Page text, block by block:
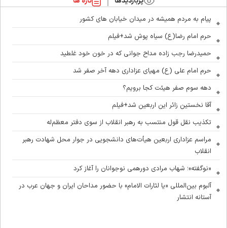
پیام به مردم همیشه در میدان خیابان های کشور
حرم امام رضا(ع) سیاه پوش شد+فیلم
حمیدرضا رجب زاده مداح جوانی که در خون خود غلطید
حرم امام علی (ع) مهیای عزاداری دهه آخر صفر شد
دهه سوم صفر هیئت کجا برویم؟
آقا نخستین زائر این اربعین شد+فیلم
تکذیب نقل قول منتسب به رهبر انقلاب از سوی دفتر معظم‌له
مراسم عزاداری اربعین هیأت‌های دانشجویی در جوار محل شهادت رهبر
انقلاب
«نوگفته»؛ شهاب مرادی دورهمی نوجوانان را آغاز کرد
آلبوم بین‌المللی «یا لثارات الامام» با حضور مداحان ایران و جهان عرب در
آستانه انتشار